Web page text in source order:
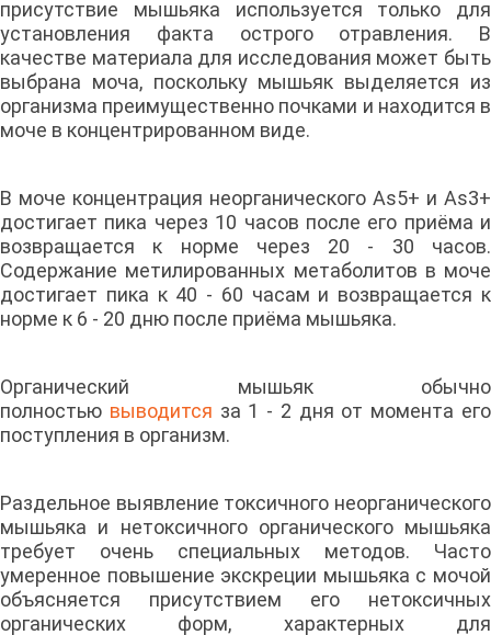
присутствие мышьяка используется только для
установления факта острого отравления. В
качестве материала для исследования может быть
выбрана моча, поскольку мышьяк выделяется из
организма преимущественно почками и находится в
моче в концентрированном виде.
В моче концентрация неорганического As5+ и As3+
достигает пика через 10 часов после его приёма и
возвращается к норме через 20 - 30 часов.
Содержание метилированных метаболитов в моче
достигает пика к 40 - 60 часам и возвращается к
норме к 6 - 20 дню после приёма мышьяка.
Органический мышьяк обычно
полностью выводится за 1 - 2 дня от момента его
поступления в организм.
Раздельное выявление токсичного неорганического
мышьяка и нетоксичного органического мышьяка
требует очень специальных методов. Часто
умеренное повышение экскреции мышьяка с мочой
объясняется присутствием его нетоксичных
органических форм, характерных для